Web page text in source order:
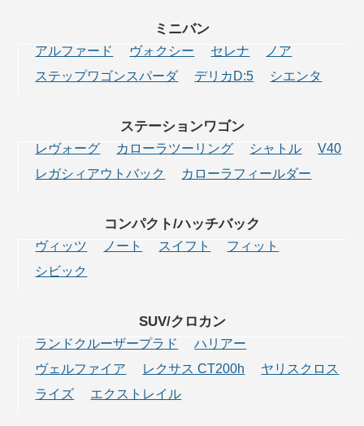
ミニバン
アルファード ヴォクシー セレナ
ノア
ステップワゴンスパーダ
デリカD:5 シエンタ
ステーションワゴン
レヴォーグ カローラツーリング シャトル
V40
レガシィアウトバック
カローラフィールダー
コンパクト/ハッチバック
ヴィッツ ノート スイフト
フィット
シビック
SUV/クロカン
ランドクルーザープラド
ハリアー
ヴェルファイア
レクサス CT200h
ヤリスクロス
ライズ
エクストレイル